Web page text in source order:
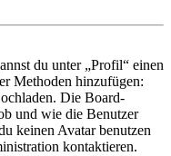
du unter „Profil“ einen
Methoden hinzufügen:
Die Board-
und wie die Benutzer
keinen Avatar benutzen
kontaktieren.